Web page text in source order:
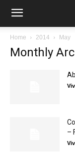
Home 2014 May
Monthly
–